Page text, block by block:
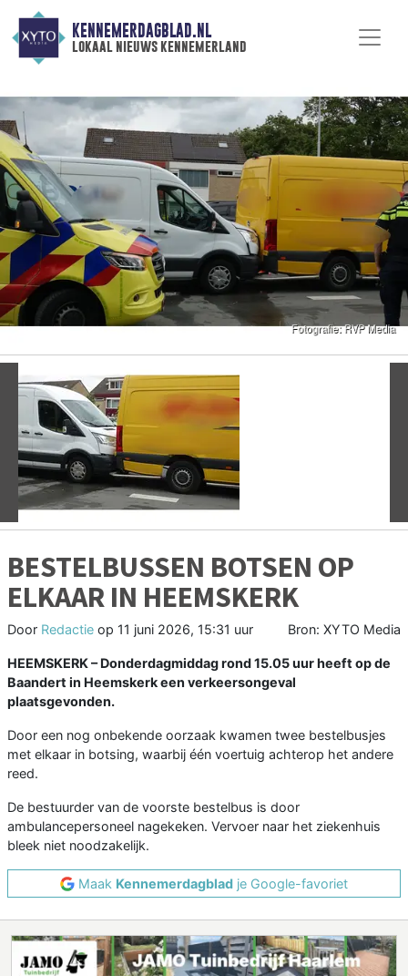
KENNEMERDAGBLAD.NL
lokaal nieuws kennemerland
Vorige
BESTELBUSSEN BOTSEN OP
ELKAAR IN HEEMSKERK
Door Redactie op 11 juni 2026, 15:31 uur Bron: XYTO Media
HEEMSKERK –Donderdagmiddag rond 15.05 uur heeft op de
Baandert in Heemskerk een verkeersongeval
plaatsgevonden.
Door een nog onbekende oorzaak kwamen twee bestelbusjes
met elkaar in botsing, waarbij één voertuig achterop het andere
reed.
De bestuurder van de voorste bestelbus is door
ambulancepersoneel nagekeken. Vervoer naar het ziekenhuis
bleek niet noodzakelijk.
Maak Kennemerdagblad je Google-favoriet